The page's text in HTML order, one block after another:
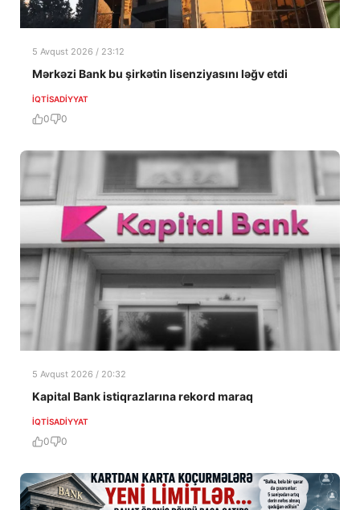
5 Avqust 2026 / 23:12
Mərkəzi Bank bu şirkətin lisenziyasını ləğv etdi
İQTISADIYYAT
0 0
5 Avqust 2026 / 20:32
Kapital Bank istiqrazlarına rekord maraq
İQTISADIYYAT
0 0